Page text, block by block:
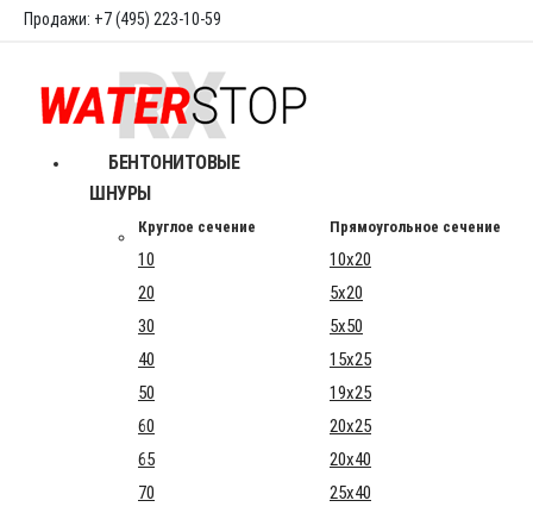
Продажи: +7 (495) 223-10-59
БЕНТОНИТОВЫЕ
ШНУРЫ
Круглое сечение Прямоугольное сечение
10
10x20
20
5x20
30
5x50
40
15x25
50
19x25
60
20x25
65
20x40
70
25x40